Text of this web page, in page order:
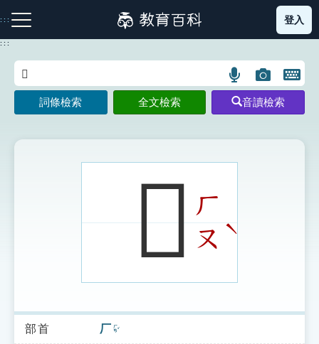
到
主
:::
注音索引圖示 筆畫索引圖示 部首索引表圖示
索引選單
登入
:::
語
言
搜
示
圖
片
搜
開
鍵
圖
詞條檢索 全文檢索 音讀檢索
𠩞ㄏ
ㄡˋ
部首 厂 ㄏㄢˇ